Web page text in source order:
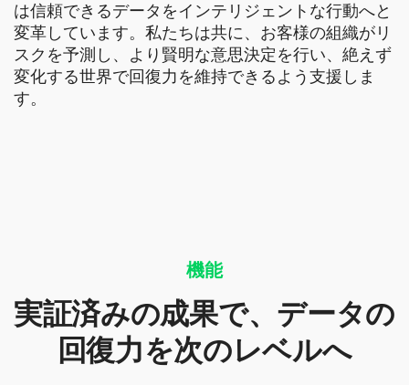
は信頼できるデータをインテリジェントな行動へと
変革しています。私たちは共に、お客様の組織がリ
スクを予測し、より賢明な意思決定を行い、絶えず
変化する世界で回復力を維持できるよう支援しま
す。
機能
実証済みの成果で、データの
回復力を次のレベルへ